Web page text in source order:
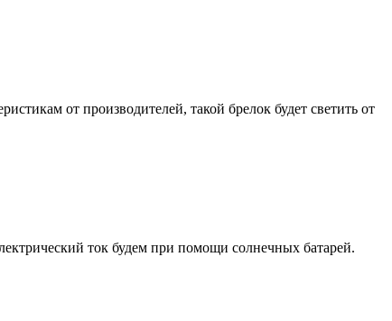
от производителей, такой брелок будет светить от
ток будем при помощи солнечных батарей.